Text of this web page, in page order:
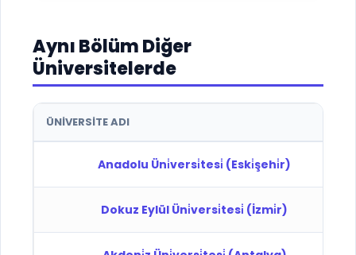
Aynı Bölüm Diğer
Üniversitelerde
ÜNIVERSITE ADI
Anadolu Üni̇versi̇tesi̇ (Eski̇şehi̇r)
Dokuz Eylül Üni̇versi̇tesi̇ (İzmi̇r)